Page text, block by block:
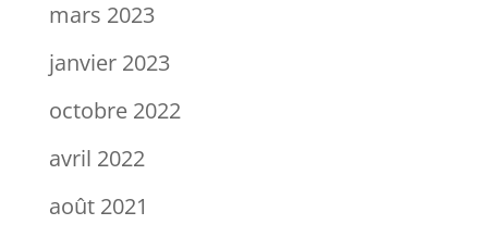
mars 2023
janvier 2023
octobre 2022
avril 2022
août 2021